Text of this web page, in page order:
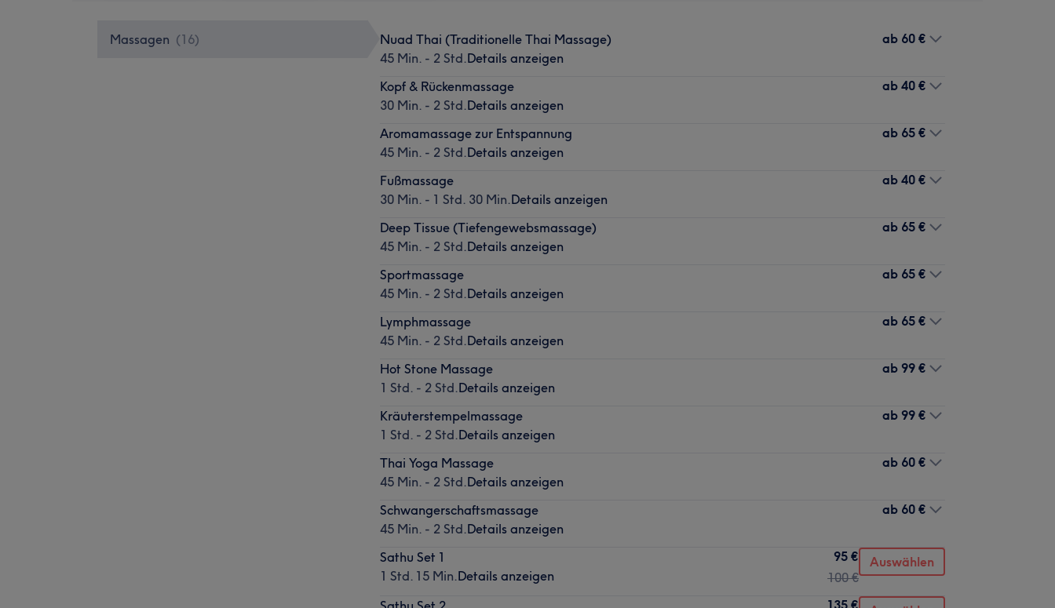
Massagen (16)
Nuad Thai (Traditionelle Thai Massage)
45 Min. - 2 Std.Details anzeigen
ab 60 €
Kopf & Rückenmassage
30 Min. - 2 Std.Details anzeigen
ab 40 €
Aromamassage zur Entspannung
45 Min. - 2 Std.Details anzeigen
ab 65 €
Fußmassage
30 Min. - 1 Std. 30 Min.Details anzeigen
ab 40 €
Deep Tissue (Tiefengewebsmassage)
45 Min. - 2 Std.Details anzeigen
ab 65 €
Sportmassage
45 Min. - 2 Std.Details anzeigen
ab 65 €
Lymphmassage
45 Min. - 2 Std.Details anzeigen
ab 65 €
Hot Stone Massage
1 Std. - 2 Std.Details anzeigen
ab 99 €
Kräuterstempelmassage
1 Std. - 2 Std.Details anzeigen
ab 99 €
Thai Yoga Massage
45 Min. - 2 Std.Details anzeigen
ab 60 €
Schwangerschaftsmassage
45 Min. - 2 Std.Details anzeigen
ab 60 €
Sathu Set 1
1 Std. 15 Min.Details anzeigen
95 €
100 €
Auswählen
135 €